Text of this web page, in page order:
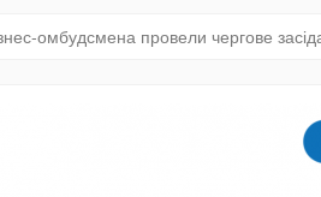
омбудсмена провели чергове